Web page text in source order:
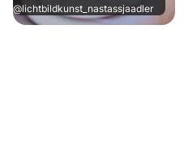
@lichtbildkunst_nastassjaadler